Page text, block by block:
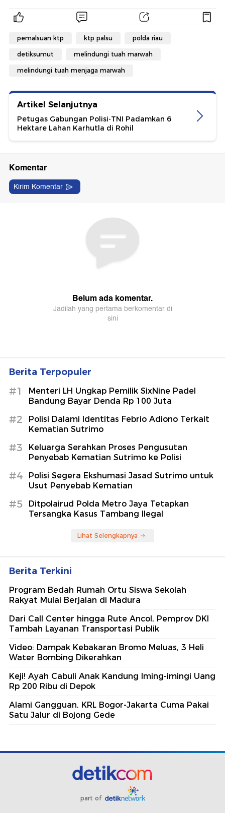
pemalsuan ktp ktp palsu polda riau
detiksumut melindungi tuah marwah
melindungi tuah menjaga marwah
Artikel Selanjutnya
Petugas Gabungan Polisi-TNI Padamkan 6
Hektare Lahan Karhutla di Rohil
Berita Terpopuler
#1
Menteri LH Ungkap Pemilik SixNine Padel
Bandung Bayar Denda Rp 100 Juta
#2
Polisi Dalami Identitas Febrio Adiono Terkait
Kematian Sutrimo
#3
Keluarga Serahkan Proses Pengusutan
Penyebab Kematian Sutrimo ke Polisi
#4
Polisi Segera Ekshumasi Jasad Sutrimo untuk
Usut Penyebab Kematian
#5
Ditpolairud Polda Metro Jaya Tetapkan
Tersangka Kasus Tambang Ilegal
Lihat Selengkapnya
Berita Terkini
Program Bedah Rumah Ortu Siswa Sekolah
Rakyat Mulai Berjalan di Madura
Dari Call Center hingga Rute Ancol, Pemprov DKI
Tambah Layanan Transportasi Publik
Video: Dampak Kebakaran Bromo Meluas, 3 Heli
Water Bombing Dikerahkan
Keji! Ayah Cabuli Anak Kandung Iming-imingi Uang
Rp 200 Ribu di Depok
Alami Gangguan, KRL Bogor-Jakarta Cuma Pakai
Satu Jalur di Bojong Gede
part of